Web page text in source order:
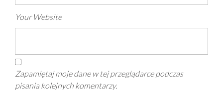
Your Website
Zapamiętaj moje dane w tej przeglądarce podczas
pisania kolejnych komentarzy.